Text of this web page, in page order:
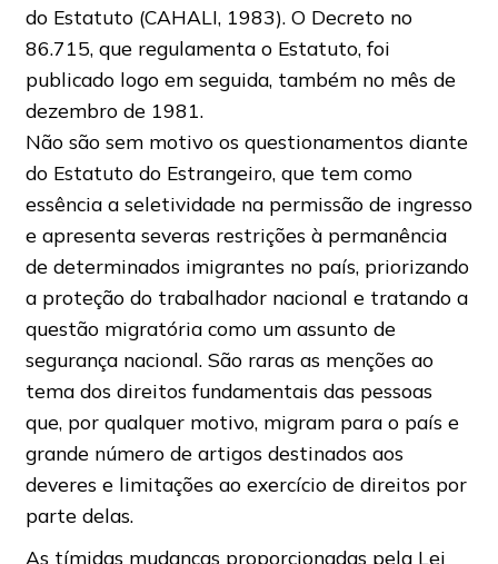
do Estatuto (CAHALI, 1983). O Decreto no
86.715, que regulamenta o Estatuto, foi
publicado logo em seguida, também no mês de
dezembro de 1981.
Não são sem motivo os questionamentos diante
do Estatuto do Estrangeiro, que tem como
essência a seletividade na permissão de ingresso
e apresenta severas restrições à permanência
de determinados imigrantes no país, priorizando
a proteção do trabalhador nacional e tratando a
questão migratória como um assunto de
segurança nacional. São raras as menções ao
tema dos direitos fundamentais das pessoas
que, por qualquer motivo, migram para o país e
grande número de artigos destinados aos
deveres e limitações ao exercício de direitos por
parte delas.
As tímidas mudanças proporcionadas pela Lei